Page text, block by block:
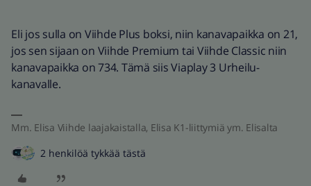
Eli jos sulla on Viihde Plus boksi, niin kanavapaikka on 21,
jos sen sijaan on Viihde Premium tai Viihde Classic niin
kanavapaikka on 734. Tämä siis Viaplay 3 Urheilu-
kanavalle.
Mm. Elisa Viihde laajakaistalla, Elisa K1-liittymiä ym. Elisalta
2 henkilöä tykkää tästä